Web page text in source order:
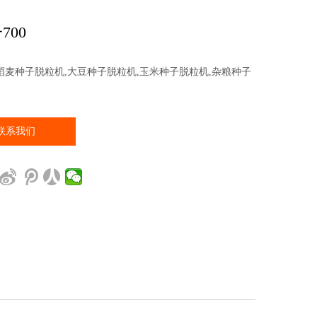
麦种子脱粒机,大豆种子脱粒机,玉米种子脱粒机,杂粮种子
系我们